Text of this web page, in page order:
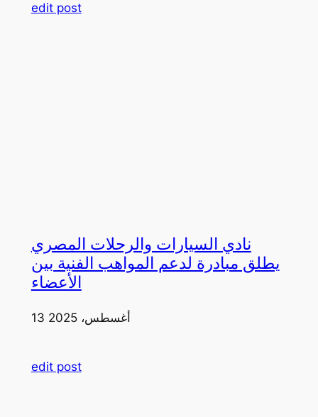
edit post
نادي السيارات والرحلات المصري
يطلق مبادرة لدعم المواهب الفنية بين
الأعضاء
13 أغسطس، 2025
edit post